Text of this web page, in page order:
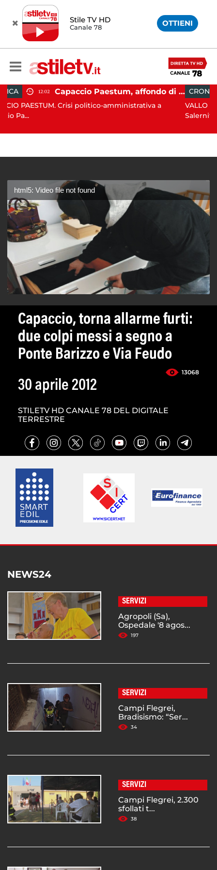
Stile TV HD
Canale 78 OTTIENI
Capaccio Paestum, affondo di Forza Italia: "Paolino è arrivato al capolinea"
Crisi politico-amministrativa a
CRONACA 15:36
VALLO DELLA LUCANIA.
html5: Video file not found
Capaccio, torna allarme furti:
due colpi messi a segno a
Ponte Barizzo e Via Feudo
13068
30 aprile 2012
STILETV HD CANALE 78 DEL DIGITALE
TERRESTRE
NEWS24
SERVIZI
Agropoli (Sa),
Ospedale '8 agos...
197
SERVIZI
Campi Flegrei,
Bradisismo: “Ser...
34
SERVIZI
Campi Flegrei, 2.300
sfollati t...
38